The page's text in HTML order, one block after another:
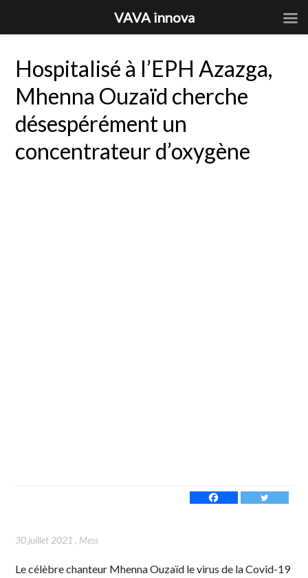
Hospitalisé à l’EPH Azazga,
Mhenna Ouzaïd cherche
désespérément un
concentrateur d’oxygène
30 juillet 2021 , Mess
Le célèbre chanteur Mhenna Ouzaïd le virus de la Covid-19
VAVA innova